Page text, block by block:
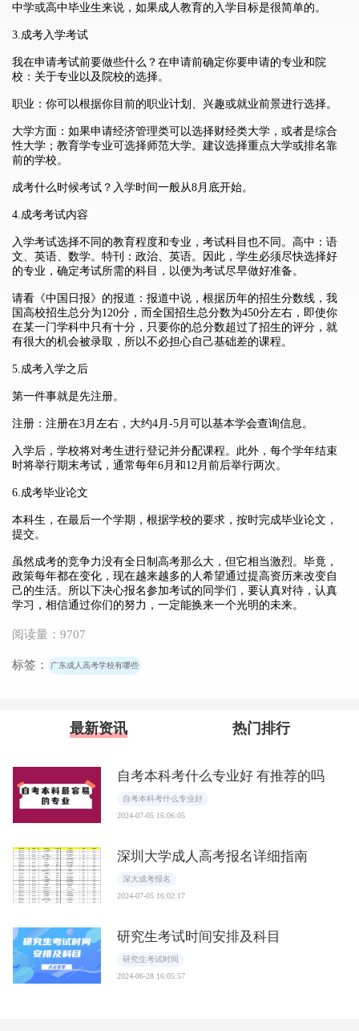
中学或高中毕业生来说，如果成人教育的入学目标是很简单的。
3.成考入学考试
我在申请考试前要做些什么？在申请前确定你要申请的专业和院
校：关于专业以及院校的选择。
职业：你可以根据你目前的职业计划、兴趣或就业前景进行选择。
大学方面：如果申请经济管理类可以选择财经类大学，或者是综合
性大学；教育学专业可选择师范大学。建议选择重点大学或排名靠
前的学校。
成考什么时候考试？入学时间一般从8月底开始。
4.成考考试内容
入学考试选择不同的教育程度和专业，考试科目也不同。高中：语
文、英语、数学。特刊：政治、英语。因此，学生必须尽快选择好
的专业，确定考试所需的科目，以便为考试尽早做好准备。
请看《中国日报》的报道：报道中说，根据历年的招生分数线，我
国高校招生总分为120分，而全国招生总分数为450分左右，即使你
在某一门学科中只有十分，只要你的总分数超过了招生的评分，就
有很大的机会被录取，所以不必担心自己基础差的课程。
5.成考入学之后
第一件事就是先注册。
注册：注册在3月左右，大约4月-5月可以基本学会查询信息。
入学后，学校将对考生进行登记并分配课程。此外，每个学年结束
时将举行期末考试，通常每年6月和12月前后举行两次。
6.成考毕业论文
本科生，在最后一个学期，根据学校的要求，按时完成毕业论文，
提交。
虽然成考的竞争力没有全日制高考那么大，但它相当激烈。毕竟，
政策每年都在变化，现在越来越多的人希望通过提高资历来改变自
己的生活。所以下决心报名参加考试的同学们，要认真对待，认真
学习，相信通过你们的努力，一定能换来一个光明的未来。
阅读量：9707
标签： 广东成人高考学校有哪些
最新资讯 热门排行
自考本科考什么专业好 有推荐的吗
自考本科考什么专业好
2024-07-05 16:06:05
深圳大学成人高考报名详细指南
深大成考报名
2024-07-05 16:02:17
研究生考试时间安排及科目
研究生考试时间
2024-06-28 16:05:57